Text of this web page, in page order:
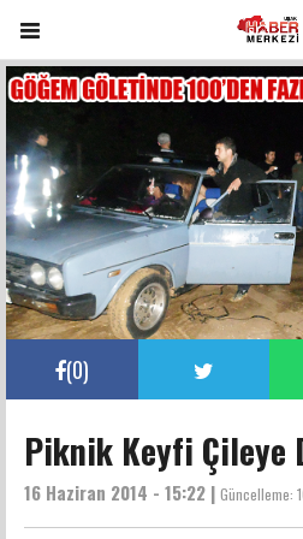
(0)
Piknik Keyfi Çileye
16 Haziran 2014 - 15:22 | Güncelleme: